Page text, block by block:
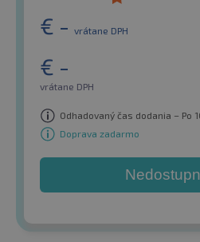
€ - vrátane DPH
€ -
vrátane DPH
Odhadovaný čas dodania – Po
Doprava zadarmo